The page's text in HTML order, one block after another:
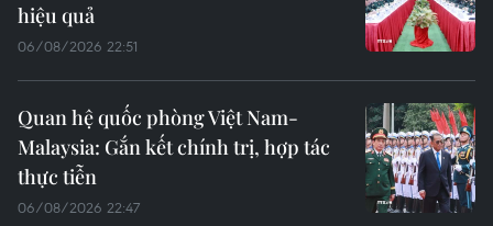
hiệu quả
06/08/2026 22:51
Quan hệ quốc phòng Việt Nam-
Malaysia: Gắn kết chính trị, hợp tác
thực tiễn
06/08/2026 22:47